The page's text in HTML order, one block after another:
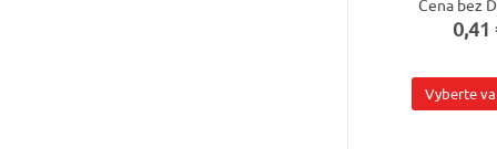
Cena bez
0,41
Vyberte